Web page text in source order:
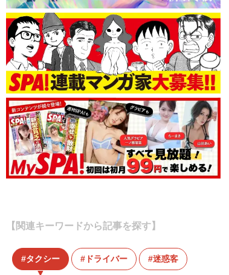
【関連キーワードから記事を探す】
タクシー ドライバー 迷惑客